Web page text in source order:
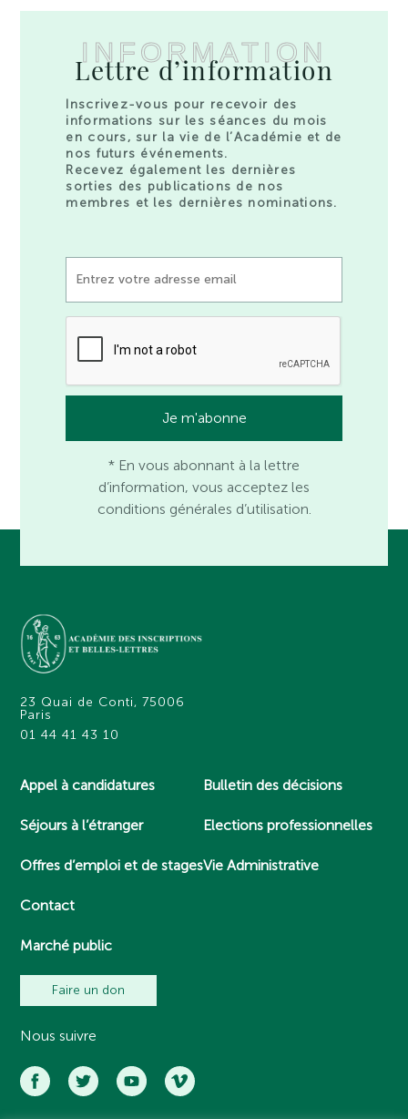
INFORMATION
Lettre d’information
Inscrivez-vous pour recevoir des
informations sur les séances du mois
en cours, sur la vie de l’Académie et de
nos futurs événements.
Recevez également les dernières
sorties des publications de nos
membres et les dernières nominations.
* En vous abonnant à la lettre
d’information, vous acceptez les
conditions générales d’utilisation.
23 Quai de Conti, 75006
Paris
01 44 41 43 10
Appel à candidatures
Séjours à l’étranger
Offres d’emploi et de stages
Contact
Marché public
Bulletin des décisions
Elections professionnelles
Vie Administrative
Faire un don
Nous suivre